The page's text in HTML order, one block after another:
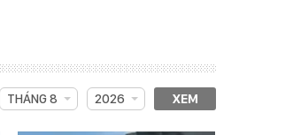
THÁNG 8 2026 XEM